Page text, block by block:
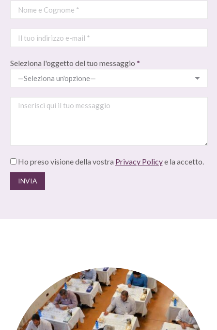
Seleziona l'oggetto del tuo messaggio *
Ho preso visione della vostra Privacy Policye la accetto.